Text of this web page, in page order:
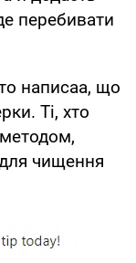
перебивати
написаа, що
Ті, хто
чищення